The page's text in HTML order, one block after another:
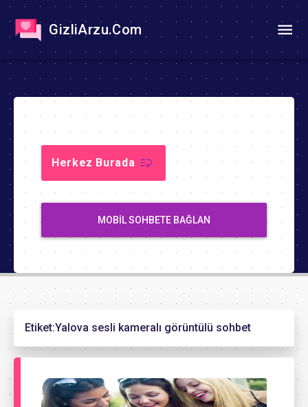
GizliArzu.Com
Herkez Burada
MOBIL SOHBETE BAĞLAN
Etiket:Yalova sesli kameralı görüntülü sohbet